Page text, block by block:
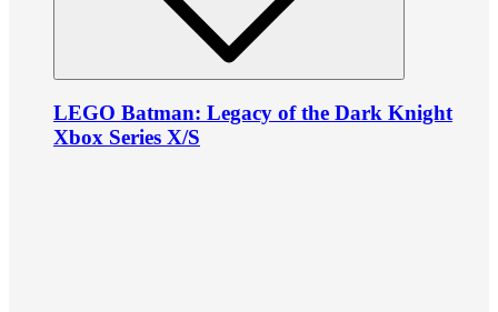
LEGO Batman: Legacy of the Dark Knight
Xbox Series X/S